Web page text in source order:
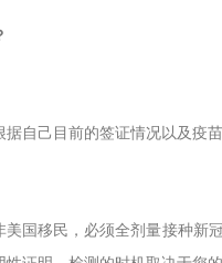
自己目前的签证情况以及疫
美国移民，必须全剂量接种新